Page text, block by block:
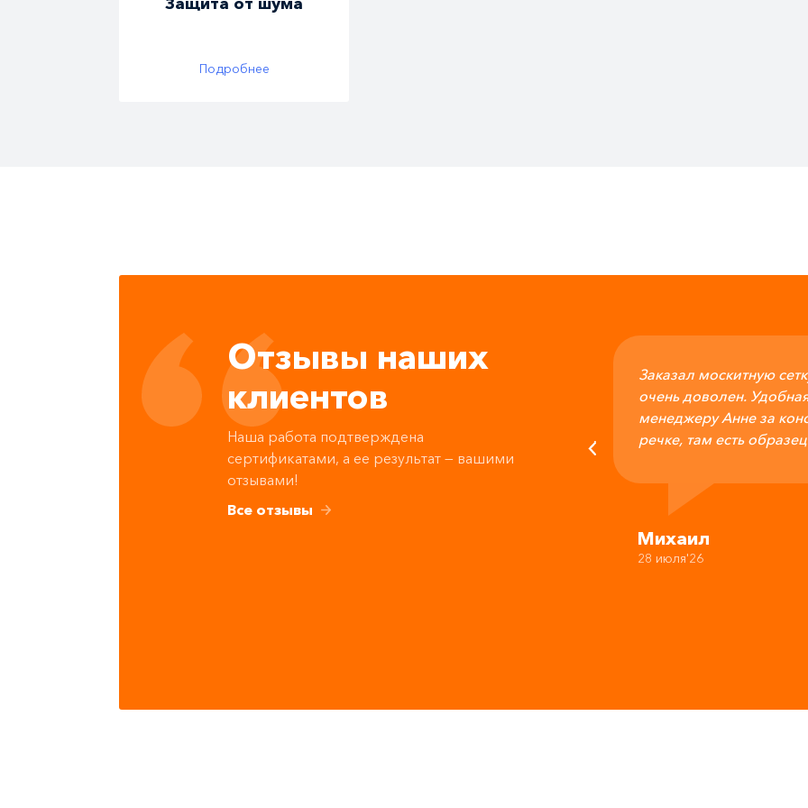
Подробнее
Отзывы наших
клиентов
Наша работа подтверждена
сертификатами, а ее результат — вашими
отзывами!
Все отзывы
Заказал москитную
очень доволен.
менеджеру Анне за
речке, там есть
Михаил
28 июля'26